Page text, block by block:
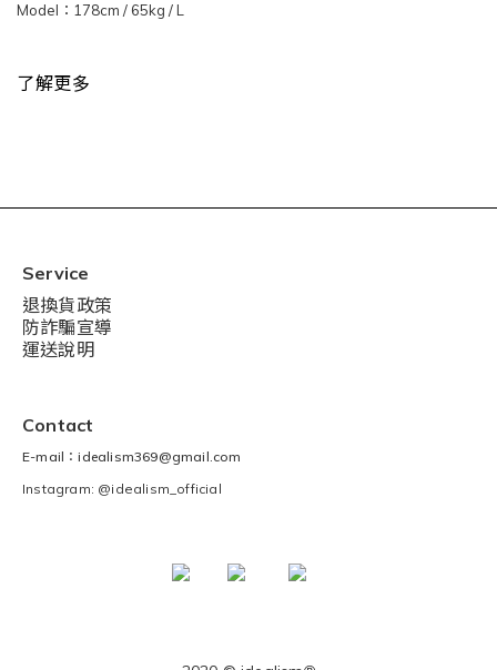
Model ： 178cm / 65kg / L
了解更多
Service
退換貨政策
防詐騙宣導
運送說明
Contact
E-mail：idealism369@gmail.com
Instagram: @idealism_official